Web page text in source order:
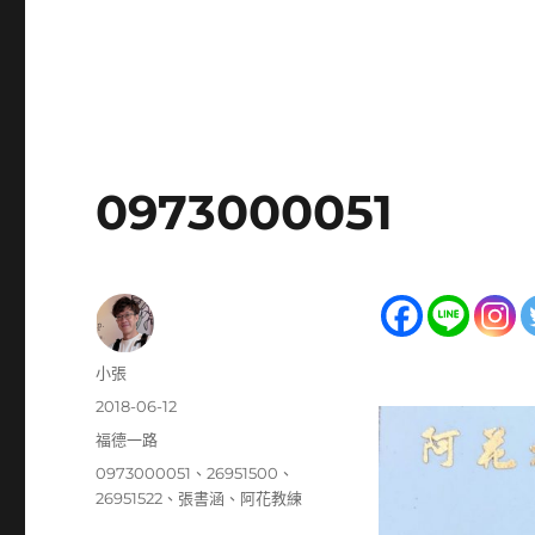
0973000051
作
小張
發
佈
期:
2018-06-12
分
福德一路
標
籤
0973000051 、26951500 、
26951522 、張書涵 、 阿花教練